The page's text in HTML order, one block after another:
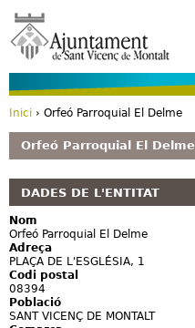
Orfeó Parroquial El Delme
DADES DE L'ENTITAT
Nom
Orfeó Parroquial El Delme
Adreça
PLAÇA DE L'ESGLÉSIA, 1
Codi postal
08394
Població
SANT VICENÇ DE MONTALT
Esteu aquí
Inici › Orfeó Parroquial El Delme